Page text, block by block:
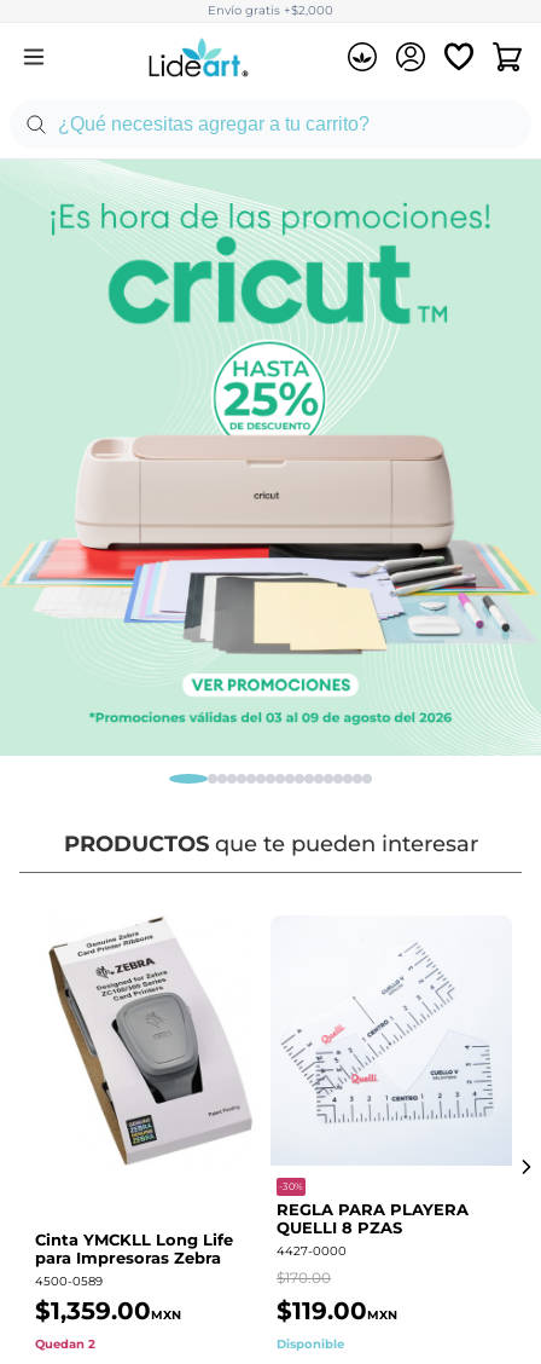
Envío gratis +$2,000
PRODUCTOSque te pueden interesar
Cinta YMCKLL Long Life
para Impresoras Zebra
4500-0589
$1,359.00MXN
Quedan 2
-30%
REGLA PARA PLAYERA
QUELLI 8 PZAS
4427-0000
$170.00
$119.00MXN
Disponible